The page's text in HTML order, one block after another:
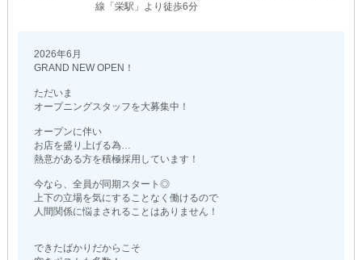
線「栄駅」より徒歩6分
2026年6月
GRAND NEW OPEN！
ただいま
オープニングスタッフを大募集中！
オープンに伴い
お店を盛り上げる為…
熱意がある方を積極採用しています！
今なら、全員が同期スタート◎
上下の立場を気にすることなく働けるので
人間関係に悩まされることはありません！
できたばかりだからこそ